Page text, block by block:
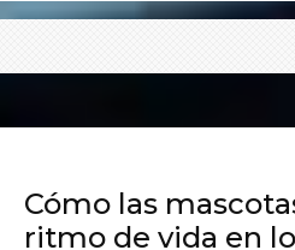
Cómo las
ritmo de vida en